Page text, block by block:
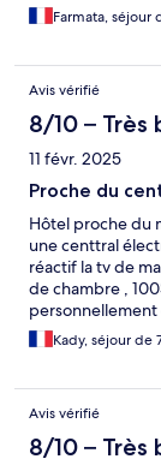
Farmata, séjour
Avis vérifié
8/10 – Très
11 févr. 2025
Proche du
Hôtel proche du
une centtral
réactif la tv de
de chambre ,
personnellement
aussi on entend
Kady, séjour de
Avis vérifié
8/10 – Très